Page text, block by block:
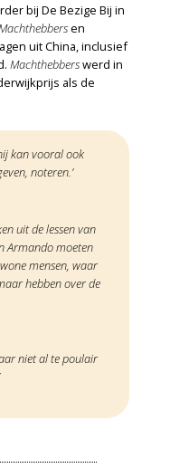
bij De Bezige Bij in
en
uit China, inclusief
Machthebberswerd in
als de
kan vooral ook
noteren.’
uit de lessen van
Armando moeten
mensen, waar
hebben over de
niet al te poulair